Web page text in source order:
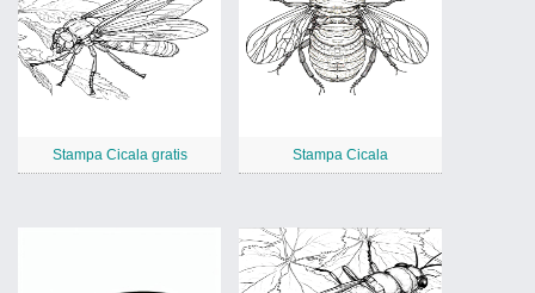
Stampa Cicala gratis Stampa Cicala